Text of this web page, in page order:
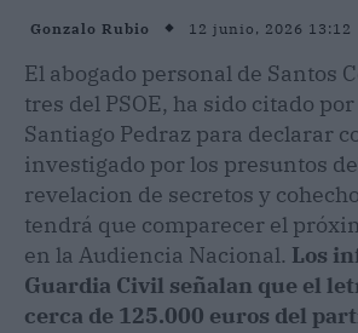
Gonzalo Rubio 12 junio, 2026 13:12
El abogado personal de Santos
tres del PSOE, ha sido citado
Santiago Pedraz para declarar
investigado por los presuntos
revelacion de secretos y
tendrá que comparecer el
en la Audiencia Nacional. Los
Guardia Civil señalan que el
cerca de 125.000 euros del